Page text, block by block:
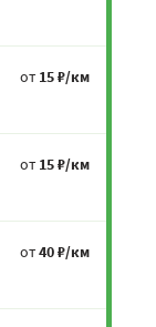
от 15 ₽/км
от 15 ₽/км
от40 ₽/км